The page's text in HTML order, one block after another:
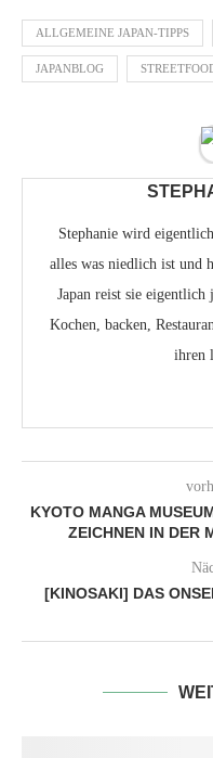
ALLGEMEINE JAPAN-TIPPS
JAPANBLOG
Stephanie wird
alles was niedlich ist und
Japan reist sie eigentlich
Kochen, backen,
ihren
KYOTO MANGA
ZEICHNEN IN DER
[KINOSAKI] DAS